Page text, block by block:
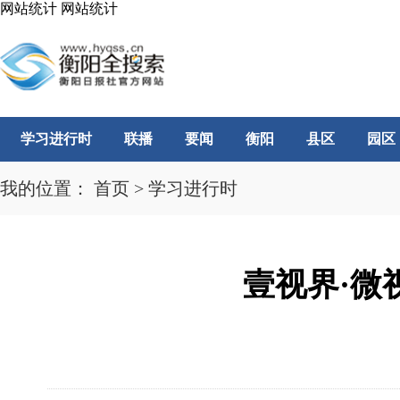
网站统计 网站统计
学习进行时 联播 要闻 衡阳 县区 园区
我的位置： 首页 > 学习进行时
壹视界·微